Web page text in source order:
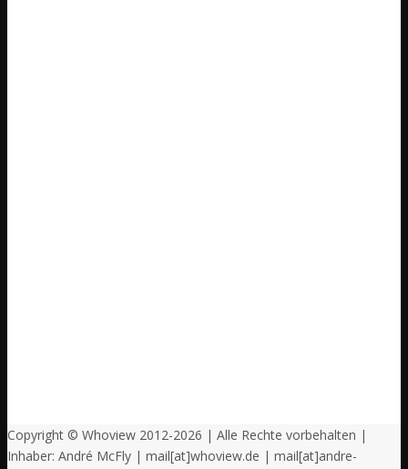
Copyright © Whoview 2012-2026 | Alle Rechte vorbehalten |
Inhaber: André McFly | mail[at]whoview.de | mail[at]andre-